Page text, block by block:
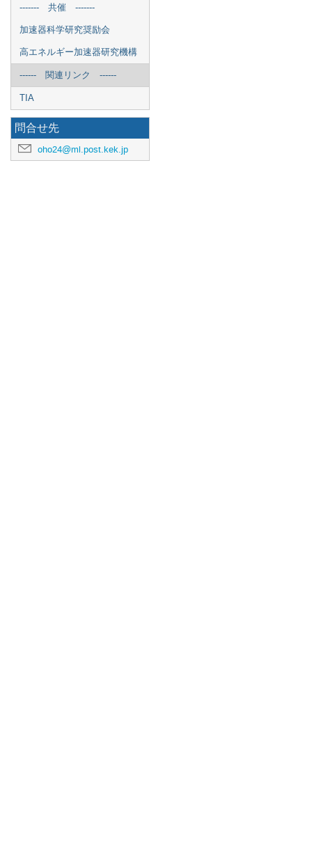
------- 共催 -------
加速器科学研究奨励会
高エネルギー加速器研究機構
------ 関連リンク ------
TIA
問合せ先
oho24@ml.post.kek.jp